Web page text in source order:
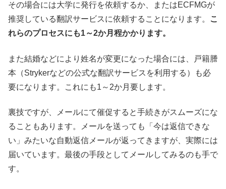
その場合には大学に発行を依頼するか、またはECFMGが
推奨している翻訳サービスに依頼することになります。
こ
れらのプロセスにも1～2か月程かかります。
また結婚などにより姓名が変更になった場合には、戸籍謄
本（Strykerなどの公式な翻訳サービスを利用する）も必
要になります。これにも1～2か月要します。
裏技ですが、メールにて催促すると手続きがスムーズにな
ることもあります。メールを送っても「今は返信できな
い」みたいな自動返信メールが返ってきますが、実際には
届いています。最後の手段としてメールしてみるのも手で
す。